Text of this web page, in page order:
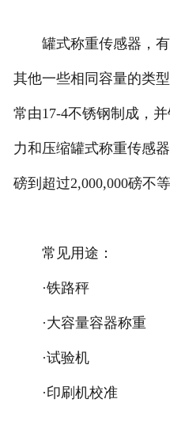
罐式称重传感器，有
其他一些相同容量的类
常由17-4不锈钢制成，
力和压缩罐式称重传感
磅到超过2,000,000磅不等
常见用途：
·铁路秤
·大容量容器称重
·试验机
·印刷机校准